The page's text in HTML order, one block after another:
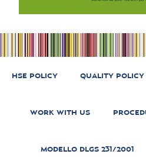
HSE POLICY QUALITY POLICY
WORK WITH US
MODELLO DLGS 231/2001